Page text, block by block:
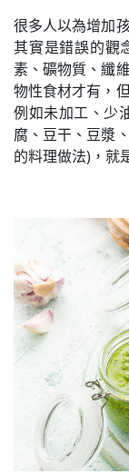
很多人以為增加
其實是錯誤的觀
素、礦物質、纖
物性食材才有，
例如未加工、少
腐、豆干、豆漿
的料理做法)，就